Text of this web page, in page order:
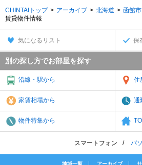
CHINTAIトップ アーカイブ 北海道 函館市
賃貸物件情報
気になるリスト 保
別の探し方でお部屋を探す
沿線・駅から 住
家賃相場から 通
物件特集から
スマートフォン パ
地域一覧 アーカイブ